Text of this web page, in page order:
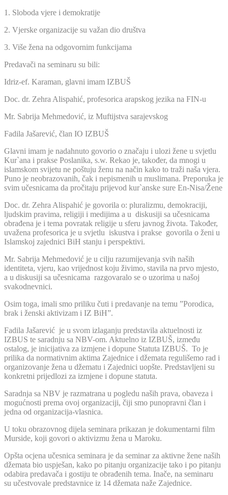
1. Sloboda vjere i demokratije
2. Vjerske organizacije su važan dio društva
3. Više žena na odgovornim funkcijama
Predavači na seminaru su bili:
Idriz-ef. Karaman, glavni imam IZBUŠ
Doc. dr. Zehra Alispahić, profesorica arapskog jezika na FIN-u
Mr. Sabrija Mehmedović, iz Muftijstva sarajevskog
Fadila Jašarević, član IO IZBUŠ
Glavni imam je nadahnuto govorio o značaju i ulozi žene u svjetlu
Kur`ana i prakse Poslanika, s.w. Rekao je, također, da mnogi u
islamskom svijetu ne poštuju ženu na način kako to traži naša vjera.
Puno je neobrazovanih, čak i nepismenih u muslimana. Preporuka je
svim učesnicama da pročitaju prijevod kur`anske sure En-Nisa/Žene
Doc. dr. Zehra Alispahić je govorila o: pluralizmu, demokraciji,
ljudskim pravima, religiji i medijima a u diskusiji sa učesnicama
obrađena je i tema povratak religije u sferu javnog života. Također,
uvažena profesorica je u svjetlu iskustva i prakse govorila o ženi u
Islamskoj zajednici BiH stanju i perspektivi.
Mr. Sabrija Mehmedović je u cilju razumijevanja svih naših
identiteta, vjeru, kao vrijednost koju živimo, stavila na prvo mjesto,
a u diskusiji sa učesnicama razgovaralo se o uzorima u našoj
svakodnevnici.
Osim toga, imali smo priliku čuti i predavanje na temu ”Porodica,
brak i ženski aktivizam i IZ BiH”.
Fadila Jašarević je u svom izlaganju predstavila aktuelnosti iz
IZBUS te saradnju sa NBV-om. Aktuelno iz IZBUŠ, između
ostalog, je inicijativa za izmjene i dopune Statuta IZBUŠ. To je
prilika da normativnim aktima Zajednice i džemata regulišemo rad i
organizovanje žena u džematu i Zajednici uopšte. Predstavljeni su
konkretni prijedlozi za izmjene i dopune statuta.
Saradnja sa NBV je razmatrana u pogledu naših prava, obaveza i
mogućnosti prema ovoj organizaciji, čiji smo punopravni član i
jedna od organizacija-vlasnica.
U toku obrazovnog dijela seminara prikazan je dokumentarni film
Murside, koji govori o aktivizmu žena u Maroku.
Opšta ocjena učesnica seminara je da seminar za aktivne žene naših
džemata bio uspješan, kako po pitanju organizacije tako i po pitanju
odabira predavača i gostiju te obrađenih tema. Inače, na seminaru
su učestvovale predstavnice iz 14 džemata naže Zajednice.